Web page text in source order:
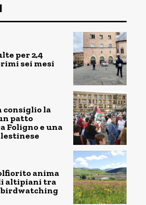
per 2,4
sei mesi
consiglio la
patto
Foligno e una
anima
altipiani tra
birdwatching